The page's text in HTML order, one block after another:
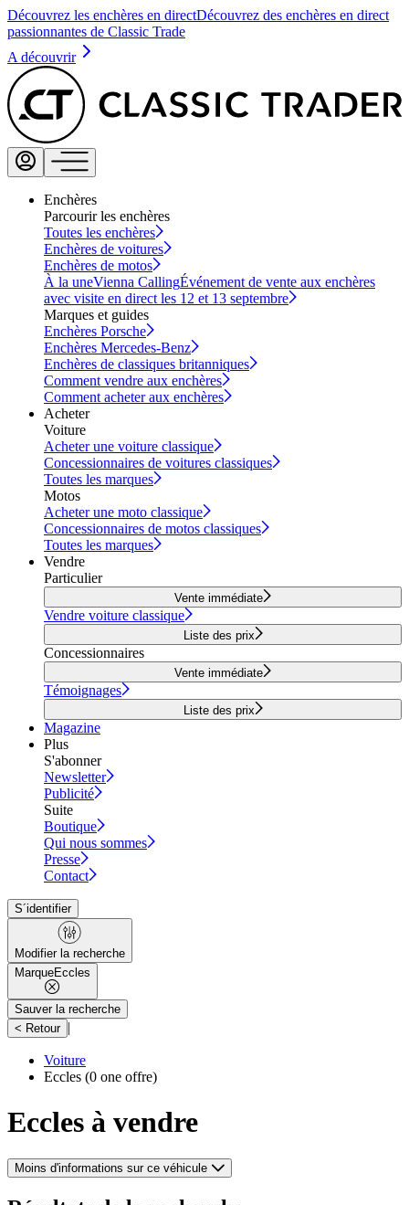
Découvrez les enchères en directDécouvrez des enchères en direct
passionnantes de Classic Trade
A découvrir
Enchères
Parcourir les enchères
Toutes les enchères
Enchères de voitures
Enchères de motos
À la uneVienna CallingÉvénement de vente aux enchères
avec visite en direct les 12 et 13 septembre
Marques et guides
Enchères Porsche
Enchères Mercedes-Benz
Enchères de classiques britanniques
Comment vendre aux enchères
Comment acheter aux enchères
Acheter
Voiture
Acheter une voiture classique
Concessionnaires de voitures classiques
Toutes les marques
Motos
Acheter une moto classique
Concessionnaires de motos classiques
Toutes les marques
Vendre
Particulier
Vente immédiate
Vendre voiture classique
Liste des prix
Concessionnaires
Vente immédiate
Témoignages
Liste des prix
Magazine
Plus
S'abonner
Newsletter
Publicité
Suite
Boutique
Qui nous sommes
Presse
Contact
S´identifier
Modifier la recherche
MarqueEccles
Sauver la recherche
< Retour |
Voiture
Eccles (0 one offre)
Eccles à vendre
Moins d'informations sur ce véhicule